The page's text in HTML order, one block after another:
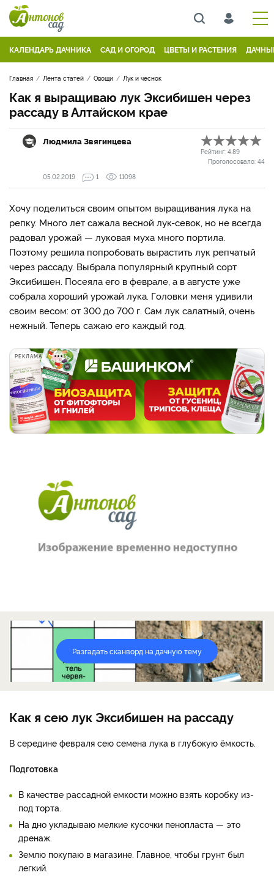
КАЛЕНДАРЬ ДАЧНИКА САД И ОГОРОД ЦВЕТЫ И РАСТЕНИЯ
Главная Лента статей Овощи Лук и чеснок
Как я выращиваю лук Эксибишен через
рассаду в Алтайском крае
Людмила Звягинцева
Рейтинг: 4.89
Проголосовало: 44
05.02.2019
1 11098
Хочу поделиться своим опытом выращивания лука на
репку. Много лет сажала весной лук-севок, но не всегда
радовал урожай — луковая муха много портила.
Поэтому решила попробовать вырастить лук репчатый
через рассаду. Выбрала популярный крупный сорт
Эксибишен. Посеяла его в феврале, а в августе уже
собрала хороший урожай лука. Головки меня удивили
своим весом: от 300 до 700 г. Сам лук салатный, очень
нежный. Теперь сажаю его каждый год.
РЕКЛАМА
Разгадать сканворд на дачную тему
Как я сею лук Эксибишен на рассаду
В середине февраля сею семена лука в глубокую ёмкость.
Подготовка
В качестве рассадной емкости можно взять коробку из-
под торта.
На дно укладываю мелкие кусочки пенопласта — это
дренаж.
Землю покупаю в магазине. Главное, чтобы грунт был
легкий.